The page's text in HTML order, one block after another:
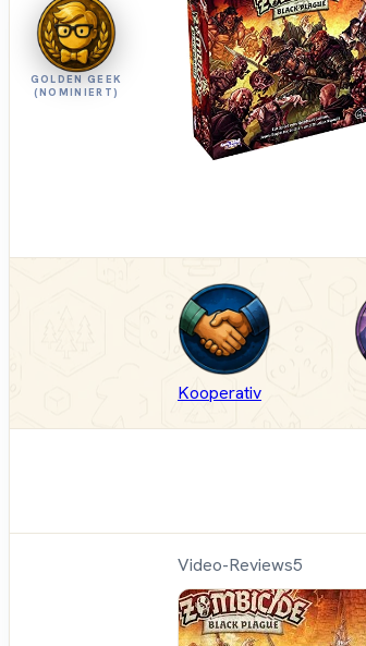
GOLDEN GEEK
(NOMINIERT)
Kooperativ
Video-Reviews5